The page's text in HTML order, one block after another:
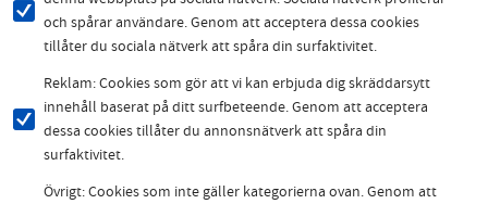
och spårar användare. Genom att acceptera dessa cookies
tillåter du sociala nätverk att spåra din surfaktivitet.
Reklam: Cookies som gör att vi kan erbjuda dig skräddarsytt
innehåll baserat på ditt surfbeteende. Genom att acceptera
dessa cookies tillåter du annonsnätverk att spåra din
surfaktivitet.
Övrigt: Cookies som inte gäller kategorierna ovan. Genom att